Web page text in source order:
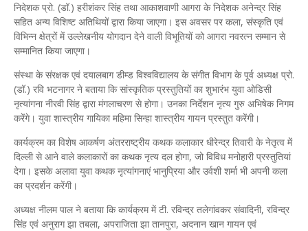
निदेशक प्रो. (डॉ.) हरीशंकर सिंह तथा आकाशवाणी आगरा के निदेशक अनेन्द्र सिंह
सहित अन्य विशिष्ट अतिथियों द्वारा किया जाएगा। इस अवसर पर कला, संस्कृति एवं
विभिन्न क्षेत्रों में उल्लेखनीय योगदान देने वाली विभूतियों को आगरा नवरत्न सम्मान से
सम्मानित किया जाएगा।
संस्था के संरक्षक एवं दयालबाग डीम्ड विश्वविद्यालय के संगीत विभाग के पूर्व अध्यक्ष प्रो.
(डॉ.) रवि भटनागर ने बताया कि सांस्कृतिक प्रस्तुतियों का शुभारंभ युवा ओडिसी
नृत्यांगना नीरवी सिंह द्वारा मंगलाचरण से होगा। उनका निर्देशन नृत्य गुरु अभिषेक निगम
करेंगे। युवा शास्त्रीय गायिका महिमा सिन्हा शास्त्रीय गायन प्रस्तुत करेंगी।
कार्यक्रम का विशेष आकर्षण अंतरराष्ट्रीय कथक कलाकार धीरेन्द्र तिवारी के नेतृत्व में
दिल्ली से आने वाले कलाकारों का कथक नृत्य दल होगा, जो विविध मनोहारी प्रस्तुतियां
देगा। इसके अलावा युवा कथक नृत्यांगनाएं भानुप्रिया और उर्वशी शर्मा भी अपनी कला
का प्रदर्शन करेंगी।
अध्यक्ष नीलम पाल ने बताया कि कार्यक्रम में टी. रविन्द्र तलेगांवकर संवादिनी, रविन्द्र
सिंह एवं अनुराग झा तबला, अपराजिता झा तानपुरा, अदनान खान गायन एवं